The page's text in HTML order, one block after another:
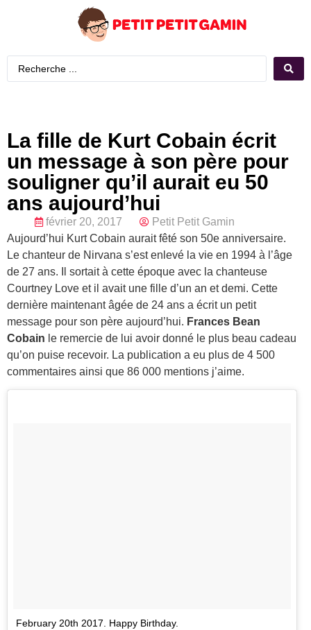
La fille de Kurt Cobain écrit
un message à son père pour
souligner qu’il aurait eu 50
ans aujourd’hui
février 20, 2017
Petit Petit Gamin
Aujourd’hui Kurt Cobain aurait fêté son 50e anniversaire.
Le chanteur de Nirvana s’est enlevé la vie en 1994 à l’âge
de 27 ans. Il sortait à cette époque avec la chanteuse
Courtney Love et il avait une fille d’un an et demi. Cette
dernière maintenant âgée de 24 ans a écrit un petit
message pour son père aujourd’hui. Frances Bean
Cobain le remercie de lui avoir donné le plus beau cadeau
qu’on puise recevoir. La publication a eu plus de 4 500
commentaires ainsi que 86 000 mentions j’aime.
February 20th 2017. Happy Birthday.